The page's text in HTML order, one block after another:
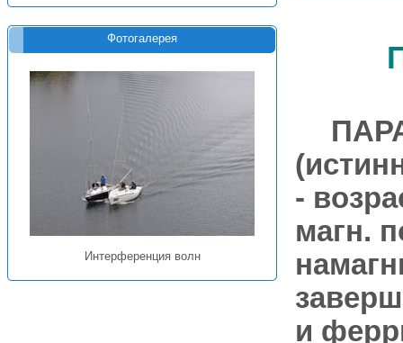
Фотогалерея
Интерференция волн
-
магн.
и